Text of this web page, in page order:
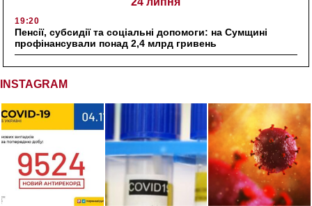
19:20
Пенсії, субсидії та соціальні допомоги: на Сумщині
профінансували понад 2,4 млрд гривень
INSTAGRAM